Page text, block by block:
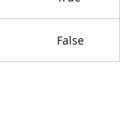
False